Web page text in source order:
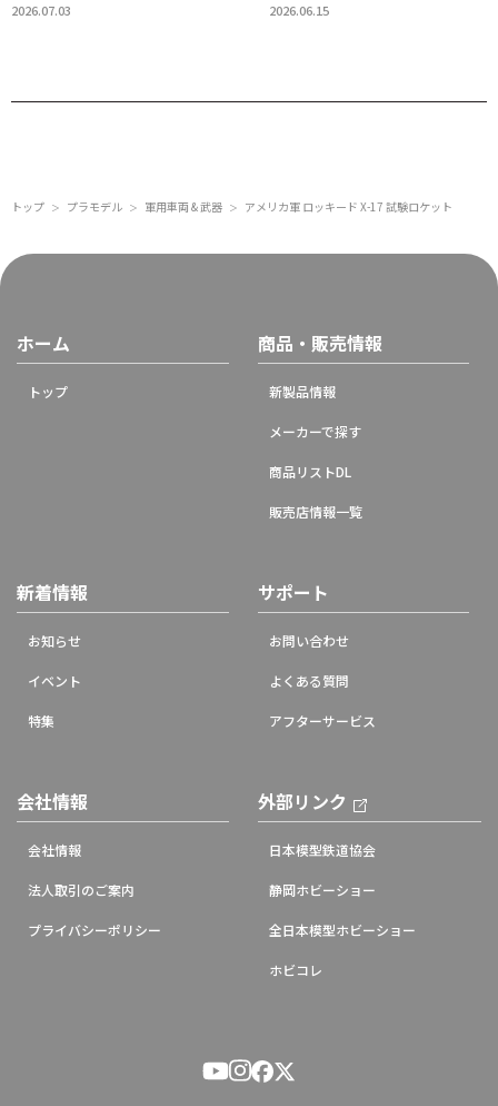
2026.07.03 2026.06.15
トップ ＞ プラモデル ＞ 軍用車両 & 武器 ＞ アメリカ軍 ロッキード X-17 試験ロケット
ホーム
トップ
商品・販売情報
新製品情報
メーカーで探す
商品リストDL
販売店情報一覧
新着情報
お知らせ
イベント
特集
サポート
お問い合わせ
よくある質問
アフターサービス
会社情報
会社情報
法人取引のご案内
プライバシーポリシー
外部リンク
日本模型鉄道協会
静岡ホビーショー
全日本模型ホビーショー
ホビコレ